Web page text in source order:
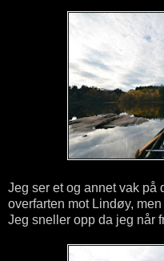
Jeg ser et og annet vak på
overfarten mot Lindøy,
Jeg sneller opp da jeg når